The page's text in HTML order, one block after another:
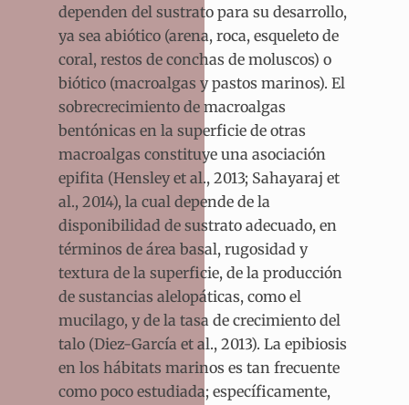
dependen del sustrato para su desarrollo,
ya sea abiótico (arena, roca, esqueleto de
coral, restos de conchas de moluscos) o
biótico (macroalgas y pastos marinos). El
sobrecrecimiento de macroalgas
bentónicas en la superficie de otras
macroalgas constituye una asociación
epifita (Hensley et al., 2013; Sahayaraj et
al., 2014), la cual depende de la
disponibilidad de sustrato adecuado, en
términos de área basal, rugosidad y
textura de la superficie, de la producción
de sustancias alelopáticas, como el
mucilago, y de la tasa de crecimiento del
talo (Diez-García et al., 2013). La epibiosis
en los hábitats marinos es tan frecuente
como poco estudiada; específicamente,